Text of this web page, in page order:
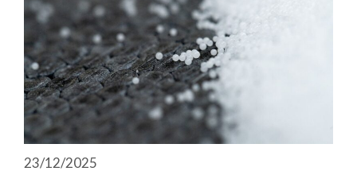
23/12/2025